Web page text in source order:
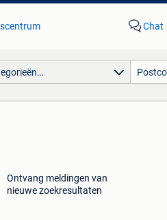
Chat
Ontvang meldingen van
nieuwe zoekresultaten